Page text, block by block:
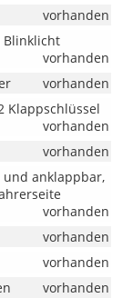
vorhanden
Blinklicht
vorhanden
vorhanden
Klappschlüssel
vorhanden
vorhanden
anklappbar,
vorhanden
vorhanden
vorhanden
vorhanden